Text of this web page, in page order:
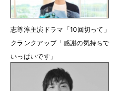
志尊淳主演ドラマ「10回切って」
クランクアップ「感謝の気持ちで
いっぱいです」
6月13日 09時00分